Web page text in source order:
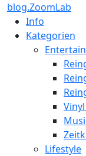
blog.ZoomLab
Info
Kategorien
Lifestyle